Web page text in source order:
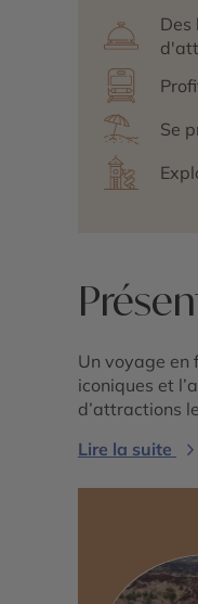
Des
Se
Un voyage en
iconiques et
d’attractions
Lire la suite